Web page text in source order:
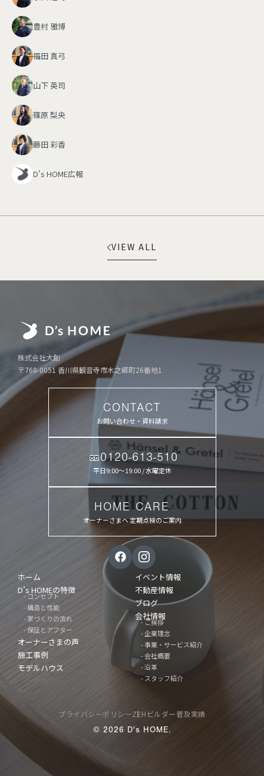
豊村 雅博
福田 真弓
山下 英司
篠原 梨央
藤田 彩香
D's HOME広報
VIEW ALL
ホーム
D’s HOMEの特徴
- コンセプト
- 構造と性能
- 家づくりの流れ
- 保証とアフター
オーナーさまの声
施工事例
モデルハウス
イベント情報
不動産情報
ブログ
会社情報
- ご挨拶
- 企業理念
- 事業・サービス紹介
- 会社概要
- 沿革
- スタッフ紹介
プライバシーポリシーZEHビルダー普及実績
© 2026 D's HOME.
お問い合わせ・資料請求
CONTACT
平日9:00〜19:00 / 水曜定休
0120-613-510
オーナーさまへ 定期点検のご案内
HOME CARE
株式会社大創
〒768-0051 香川県観音寺市木之郷町26番地1